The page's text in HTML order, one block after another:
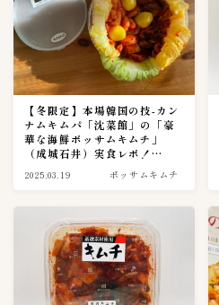
１００〜１９９円 6
１０００〜１９９９円 2
２００〜２９９円 8
２０００〜２９９９円 2
３００〜３９９円 11
３０００〜３９９９円
４００〜４９９円 7
５００〜５９９円 2
６００〜６９９円 1
７００〜７９９円
８００〜８９９円
【冬限定】本場韓国の技-カン
ナムキムパ「沈菜館」の「豪
華な海鮮ポッサムキムチ」
（成城石井）実食レポ！
2025.03.19 ポッサムキムチ